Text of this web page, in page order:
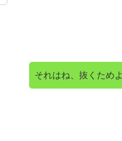
それはね、抜くためよ